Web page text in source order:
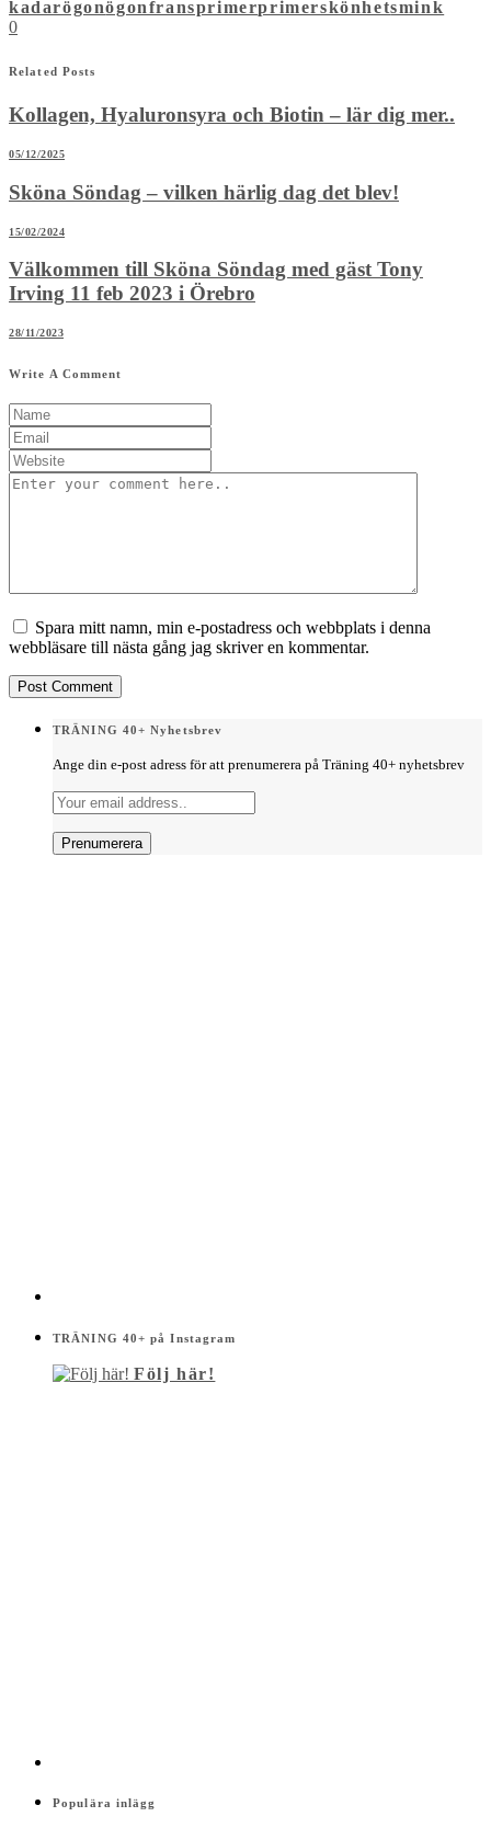
kadarögonögonfransprimerprimerskönhetsmink
0
Related Posts
Kollagen, Hyaluronsyra och Biotin – lär dig mer..
05/12/2025
Sköna Söndag – vilken härlig dag det blev!
15/02/2024
Välkommen till Sköna Söndag med gäst Tony
Irving 11 feb 2023 i Örebro
28/11/2023
Write A Comment
Spara mitt namn, min e-postadress och webbplats i denna
webbläsare till nästa gång jag skriver en kommentar.
TRÄNING 40+ Nyhetsbrev
Ange din e-post adress för att prenumerera på Träning 40+ nyhetsbrev
TRÄNING 40+ på Instagram
Följ här!
Populära inlägg